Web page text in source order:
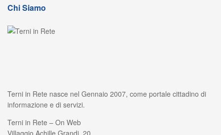
Chi Siamo
Terni in Rete nasce nel Gennaio 2007, come portale cittadino di
informazione e di servizi.
Terni in Rete – On Web
Villaggio Achille Grandi, 20